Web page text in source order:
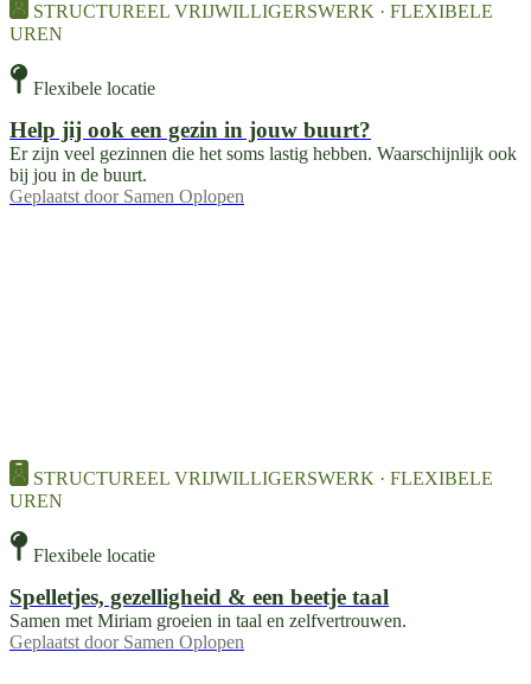
STRUCTUREEL VRIJWILLIGERSWERK · FLEXIBELE
UREN
Flexibele locatie
Help jij ook een gezin in jouw buurt?
Er zijn veel gezinnen die het soms lastig hebben. Waarschijnlijk ook
bij jou in de buurt.
Geplaatst door Samen Oplopen
STRUCTUREEL VRIJWILLIGERSWERK · FLEXIBELE
UREN
Flexibele locatie
Spelletjes, gezelligheid & een beetje taal
Samen met Miriam groeien in taal en zelfvertrouwen.
Geplaatst door Samen Oplopen